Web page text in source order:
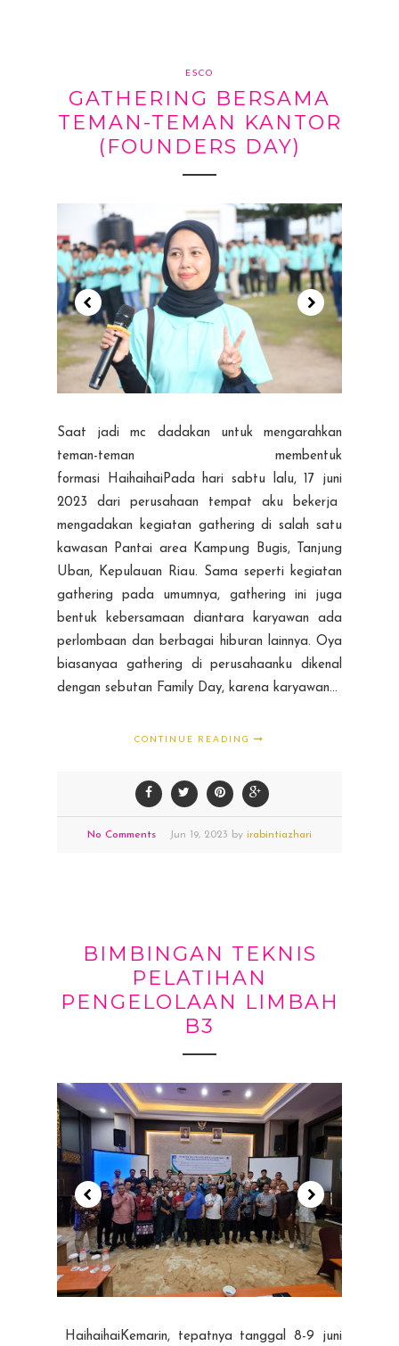
ESCO
GATHERING BERSAMA
TEMAN-TEMAN KANTOR
(FOUNDERS DAY)
Saat jadi mc dadakan untuk mengarahkan
teman-teman membentuk
formasi HaihaihaiPada hari sabtu lalu, 17 juni
2023 dari perusahaan tempat aku bekerja
mengadakan kegiatan gathering di salah satu
kawasan Pantai area Kampung Bugis, Tanjung
Uban, Kepulauan Riau. Sama seperti kegiatan
gathering pada umumnya, gathering ini juga
bentuk kebersamaan diantara karyawan ada
perlombaan dan berbagai hiburan lainnya. Oya
biasanyaa gathering di perusahaanku dikenal
dengan sebutan Family Day, karena karyawan...
CONTINUE READING
No Comments Jun 19, 2023 by irabintiazhari
BIMBINGAN TEKNIS
PELATIHAN
PENGELOLAAN LIMBAH
B3
HaihaihaiKemarin, tepatnya tanggal 8-9 juni